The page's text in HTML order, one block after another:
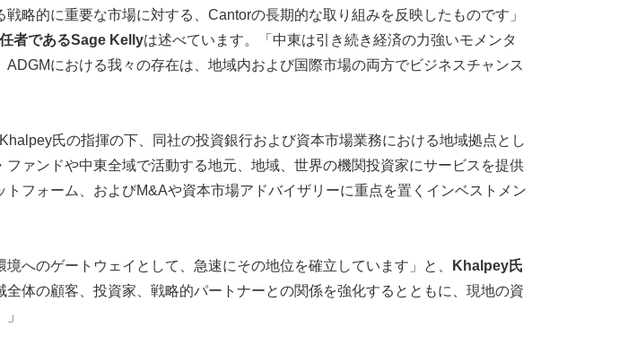
略的に重要な市場に対する、Cantorの長期的な取り組みを反映したものです」
者であるSage Kellyは述べています。「中東は引き続き経済の力強いモメンタ
における我々の存在は、地域内および国際市場の両方でビジネスチャンス
氏の指揮の下、同社の投資銀行および資本市場業務における地域拠点とし
ァンドや中東全域で活動する地元、地域、世界の機関投資家にサービスを提供
フォーム、およびM&Aや資本市場アドバイザリーに重点を置くインベストメン
へのゲートウェイとして、急速にその地位を確立しています」と、
Khalpey氏
体の顧客、投資家、戦略的パートナーとの関係を強化するとともに、現地の資